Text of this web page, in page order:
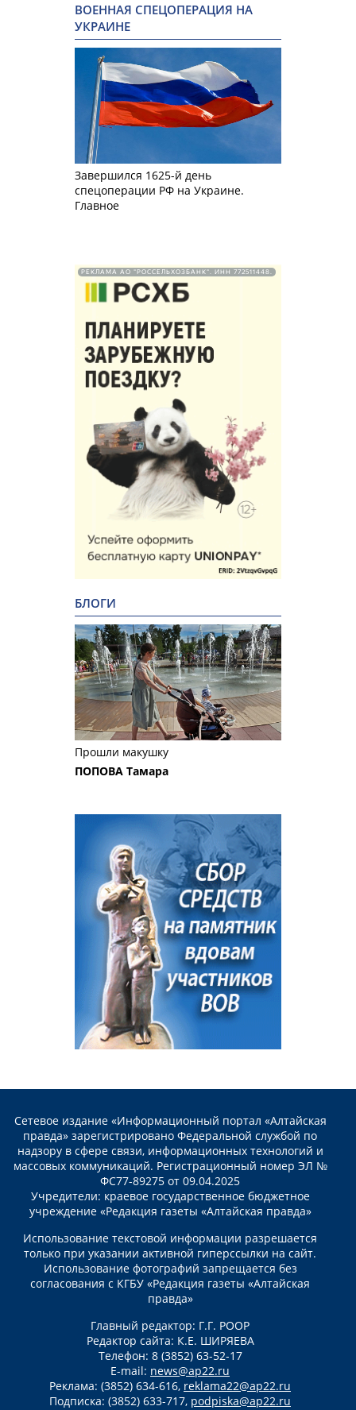
ВОЕННАЯ СПЕЦОПЕРАЦИЯ НА
УКРАИНЕ
Завершился 1625-й день
спецоперации РФ на Украине.
Главное
РЕКЛАМА АО "РОССЕЛЬХОЗБАНК". ИНН 772511448.
БЛОГИ
Прошли макушку
ПОПОВА Тамара
Сетевое издание «Информационный портал «Алтайская
правда» зарегистрировано Федеральной службой по
надзору в сфере связи, информационных технологий и
массовых коммуникаций. Регистрационный номер ЭЛ №
ФС77-89275 от 09.04.2025
Учредители: краевое государственное бюджетное
учреждение «Редакция газеты «Алтайская правда»
Использование текстовой информации разрешается
только при указании активной гиперссылки на сайт.
Использование фотографий запрещается без
согласования с КГБУ «Редакция газеты «Алтайская
правда»
Главный редактор: Г.Г. РООР
Редактор сайта: К.Е. ШИРЯЕВА
Телефон: 8 (3852) 63-52-17
E-mail: news@ap22.ru
Реклама: (3852) 634-616, reklama22@ap22.ru
Подписка: (3852) 633-717, podpiska@ap22.ru